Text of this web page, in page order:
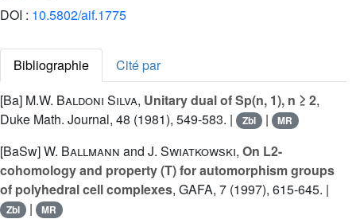
DOI : 10.5802/aif.1775
Bibliographie
Cité par
[Ba] M.W. Baldoni Silva, Unitary dual of Sp(n, 1), n ≥ 2,
Duke Math. Journal, 48 (1981), 549-583. |
Zbl | MR
[BaSw]W. Ballmann and J. Swiatkowski, On L2-
cohomology and property (T) for automorphism groups
of polyhedral cell complexes, GAFA, 7 (1997), 615-645. |
Zbl | MR